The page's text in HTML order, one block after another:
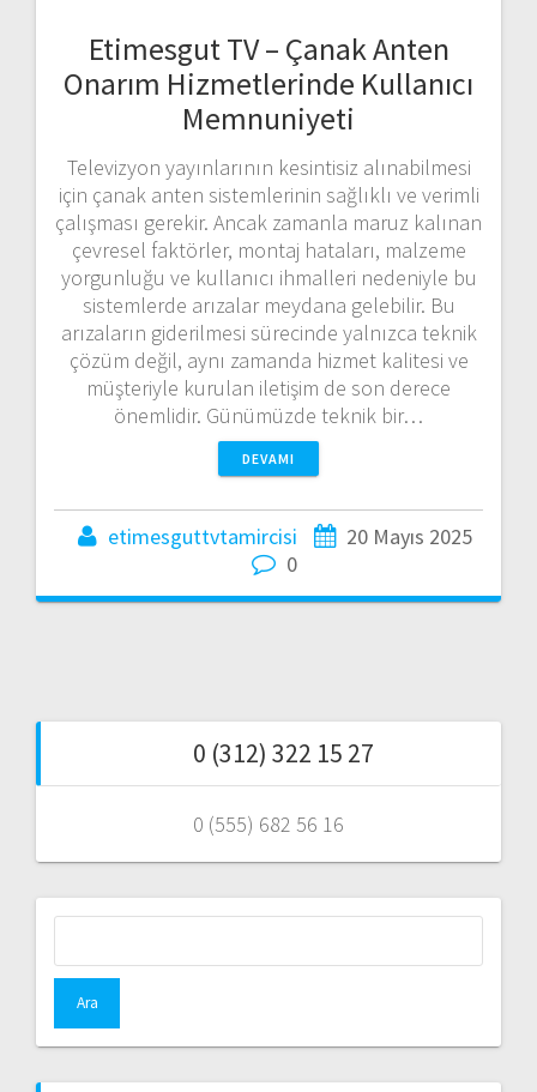
Etimesgut TV – Çanak Anten
Onarım Hizmetlerinde Kullanıcı
Memnuniyeti
Televizyon yayınlarının kesintisiz alınabilmesi
için çanak anten sistemlerinin sağlıklı ve verimli
çalışması gerekir. Ancak zamanla maruz kalınan
çevresel faktörler, montaj hataları, malzeme
yorgunluğu ve kullanıcı ihmalleri nedeniyle bu
sistemlerde arızalar meydana gelebilir. Bu
arızaların giderilmesi sürecinde yalnızca teknik
çözüm değil, aynı zamanda hizmet kalitesi ve
müşteriyle kurulan iletişim de son derece
önemlidir. Günümüzde teknik bir…
DEVAMI
etimesguttvtamircisi
20 Mayıs 2025
0
0 (312) 322 15 27
0 (555) 682 56 16